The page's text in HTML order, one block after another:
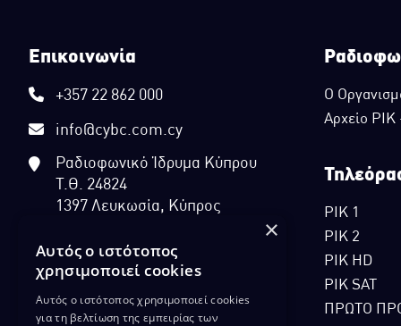
Επικοινωνία
+357 22 862 000
info@cybc.com.cy
Ραδιοφωνικό Ίδρυμα Κύπρου
Τ.Θ. 24824
1397 Λευκωσία, Κύπρος
Ο
Αρχείο
ΡΙΚ 1
ΡΙΚ 2
ΡΙΚ HD
ΡΙΚ SAT
ΠΡΩΤΟ
×
Αυτός ο ιστότοπος
χρησιμοποιεί cookies
Αυτός ο ιστότοπος χρησιμοποιεί cookies
για τη βελτίωση της εμπειρίας των